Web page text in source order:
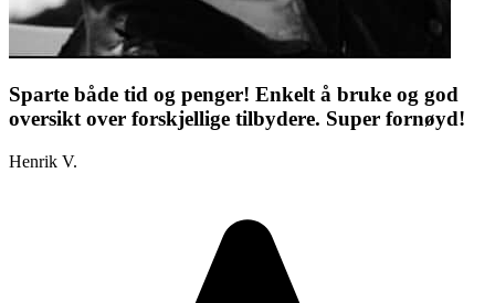
Sparte både tid og penger! Enkelt å bruke og god
oversikt over forskjellige tilbydere. Super fornøyd!
Henrik V.